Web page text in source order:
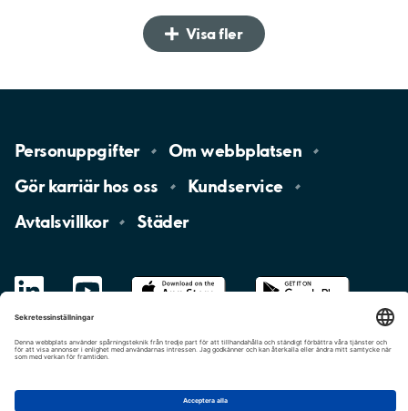
Visa fler
Personuppgifter Omwebbplatsen
Gör karriär hososs
Kundservice
Avtalsvillkor
Städer